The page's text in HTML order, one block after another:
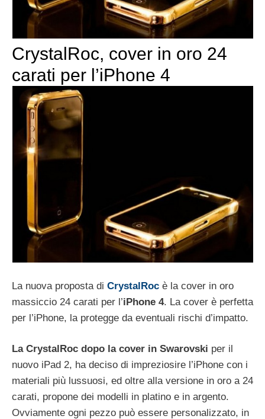
CrystalRoc, cover in oro 24
carati per l’iPhone 4
La nuova proposta di CrystalRoc è la cover in oro
massiccio 24 carati per l’iPhone 4. La cover è perfetta
per l’iPhone, la protegge da eventuali rischi d’impatto.
La CrystalRoc dopo la cover in Swarovski per il
nuovo iPad 2, ha deciso di impreziosire l’iPhone con i
materiali più lussuosi, ed oltre alla versione in oro a 24
carati, propone dei modelli in platino e in argento.
Ovviamente ogni pezzo può essere personalizzato, in